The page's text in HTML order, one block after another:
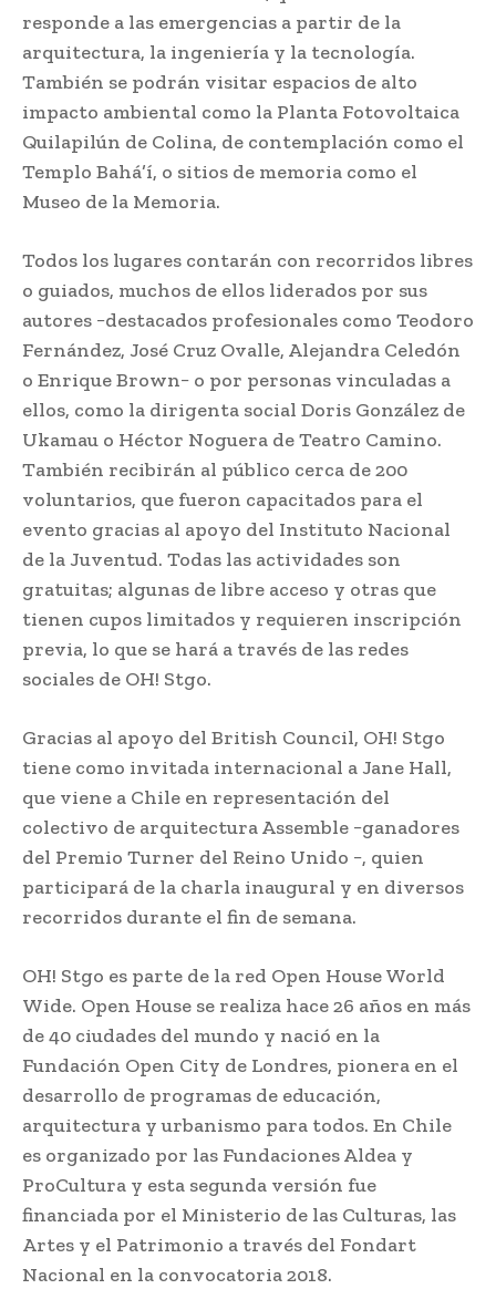
responde a las emergencias a partir de la
arquitectura, la ingeniería y la tecnología.
También se podrán visitar espacios de alto
impacto ambiental como la Planta Fotovoltaica
Quilapilún de Colina, de contemplación como el
Templo Bahá’í, o sitios de memoria como el
Museo de la Memoria.
Todos los lugares contarán con recorridos libres
o guiados, muchos de ellos liderados por sus
autores −destacados profesionales como Teodoro
Fernández, José Cruz Ovalle, Alejandra Celedón
o Enrique Brown− o por personas vinculadas a
ellos, como la dirigenta social Doris González de
Ukamau o Héctor Noguera de Teatro Camino.
También recibirán al público cerca de 200
voluntarios, que fueron capacitados para el
evento gracias al apoyo del Instituto Nacional
de la Juventud. Todas las actividades son
gratuitas; algunas de libre acceso y otras que
tienen cupos limitados y requieren inscripción
previa, lo que se hará a través de las redes
sociales de OH! Stgo.
Gracias al apoyo del British Council, OH! Stgo
tiene como invitada internacional a Jane Hall,
que viene a Chile en representación del
colectivo de arquitectura Assemble −ganadores
del Premio Turner del Reino Unido −, quien
participará de la charla inaugural y en diversos
recorridos durante el fin de semana.
OH! Stgo es parte de la red Open House World
Wide. Open House se realiza hace 26 años en más
de 40 ciudades del mundo y nació en la
Fundación Open City de Londres, pionera en el
desarrollo de programas de educación,
arquitectura y urbanismo para todos. En Chile
es organizado por las Fundaciones Aldea y
ProCultura y esta segunda versión fue
financiada por el Ministerio de las Culturas, las
Artes y el Patrimonio a través del Fondart
Nacional en la convocatoria 2018.